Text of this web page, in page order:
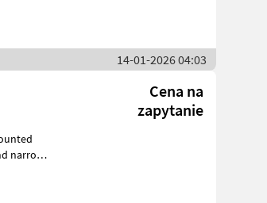
14-01-2026 04:03
Cena na
zapytanie
narrow